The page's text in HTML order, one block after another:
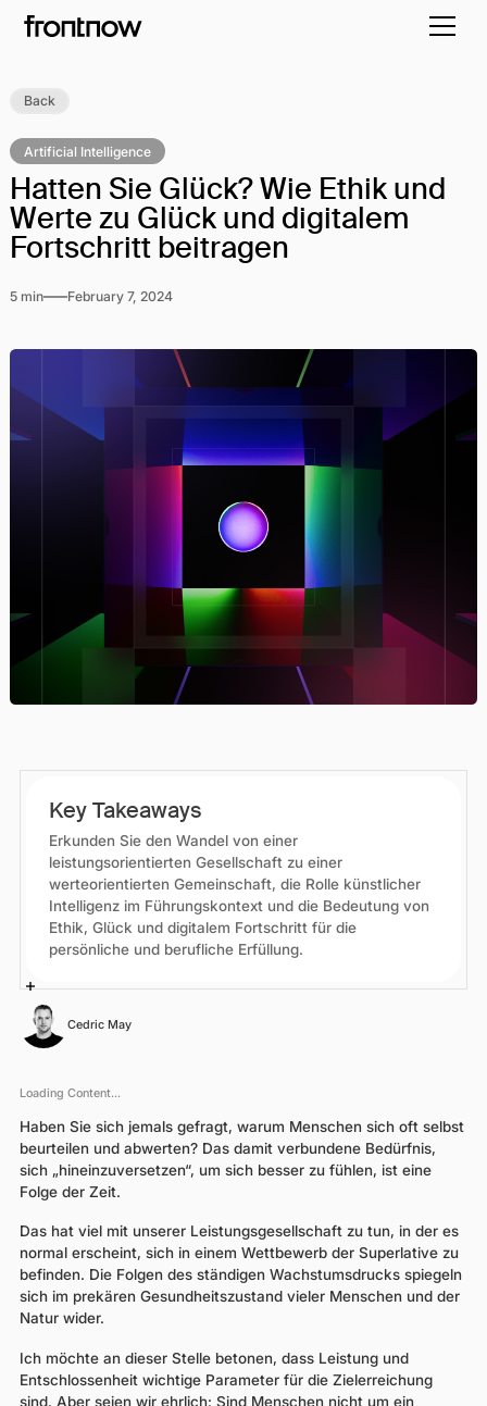
Back
Artificial Intelligence
Hatten Sie Glück? Wie Ethik und
Werte zu Glück und digitalem
Fortschritt beitragen
5 min February 7, 2024
Key Takeaways
Erkunden Sie den Wandel von einer
leistungsorientierten Gesellschaft zu einer
werteorientierten Gemeinschaft, die Rolle künstlicher
Intelligenz im Führungskontext und die Bedeutung von
Ethik, Glück und digitalem Fortschritt für die
persönliche und berufliche Erfüllung.
Cedric May
Loading Content...
Haben Sie sich jemals gefragt, warum Menschen sich oft selbst
beurteilen und abwerten? Das damit verbundene Bedürfnis,
sich „hineinzuversetzen“, um sich besser zu fühlen, ist eine
Folge der Zeit.
Das hat viel mit unserer Leistungsgesellschaft zu tun, in der es
normal erscheint, sich in einem Wettbewerb der Superlative zu
befinden. Die Folgen des ständigen Wachstumsdrucks spiegeln
sich im prekären Gesundheitszustand vieler Menschen und der
Natur wider.
Ich möchte an dieser Stelle betonen, dass Leistung und
Entschlossenheit wichtige Parameter für die Zielerreichung
sind. Aber seien wir ehrlich: Sind Menschen nicht um ein